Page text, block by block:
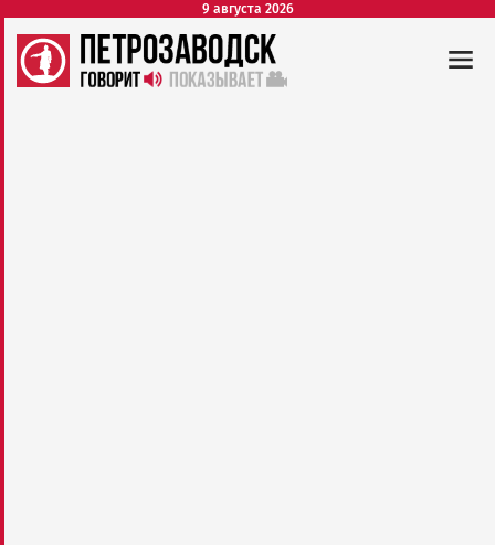
9 августа 2026